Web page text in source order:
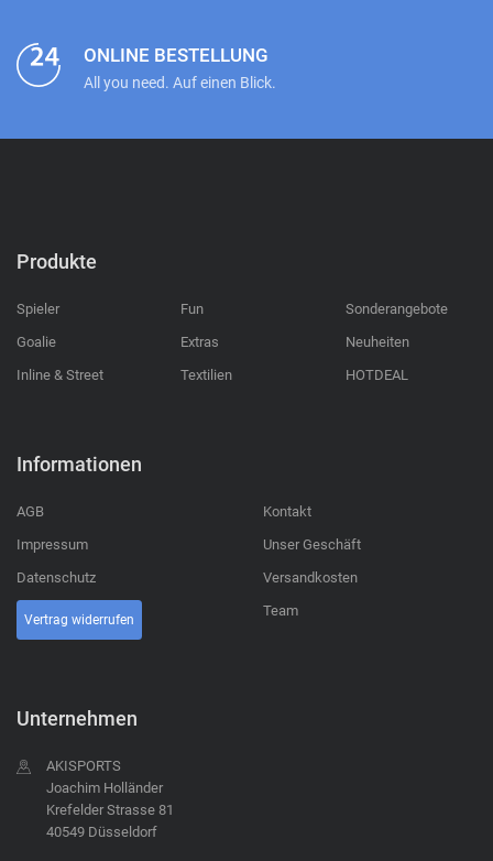
ONLINE BESTELLUNG
All you need. Auf einen Blick.
Produkte
Spieler
Goalie
Inline & Street
Fun
Extras
Textilien
Sonderangebote
Neuheiten
HOTDEAL
Informationen
AGB
Impressum
Datenschutz
Vertrag widerrufen
Kontakt
Unser Geschäft
Versandkosten
Team
Unternehmen
AKISPORTS
Joachim Holländer
Krefelder Strasse 81
40549 Düsseldorf